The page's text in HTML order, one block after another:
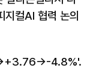
지컬AI 협력 논의
4.8%'…'